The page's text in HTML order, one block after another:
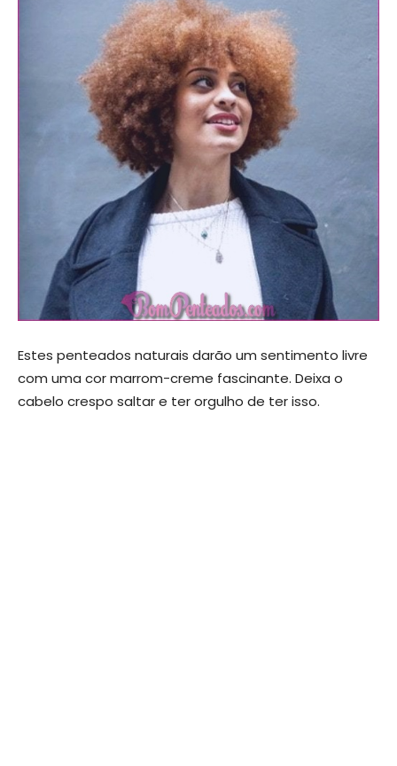
Estes penteados naturais darão um sentimento livre
com uma cor marrom-creme fascinante. Deixa o
cabelo crespo saltar e ter orgulho de ter isso.